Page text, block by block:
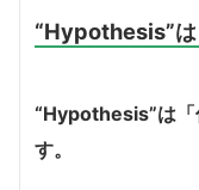
“Hypothesis”は
“Hypothesis”は「
す。